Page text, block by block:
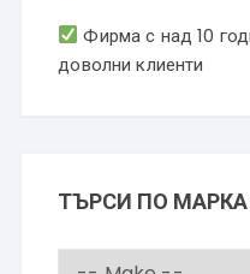
Фирма с над 10
доволни клиенти
ТЪРСИ ПО